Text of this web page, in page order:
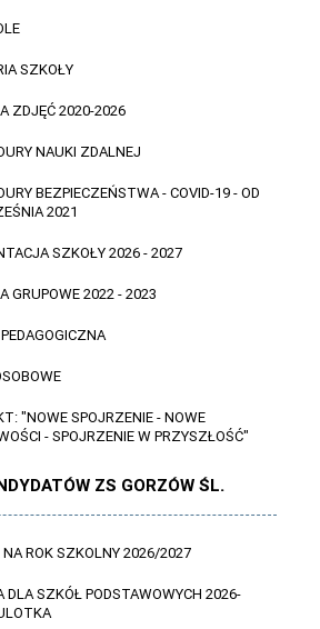
SZKOŁY
ZDJĘĆ 2020-2026
NAUKI ZDALNEJ
BEZPIECZEŃSTWA - COVID-19 - OD
2021
SZKOŁY 2026 - 2027
GRUPOWE 2022 - 2023
"NOWE SPOJRZENIE - NOWE
- SPOJRZENIE W PRZYSZŁOŚĆ"
ZS GORZÓW ŚL.
NA ROK SZKOLNY 2026/2027
DLA SZKÓŁ PODSTAWOWYCH 2026-